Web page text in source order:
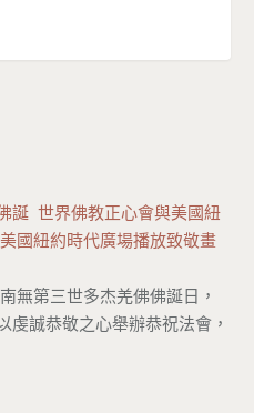
誕 世界佛教正心會與美國紐
國紐約時代廣場播放致敬畫
無第三世多杰羌佛佛誕日，
虔誠恭敬之心舉辦恭祝法會，